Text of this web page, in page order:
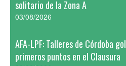
solitario de la Zona A
03/08/2026
AFA-LPF: Talleres de Córdoba
primeros puntos en el Clausura